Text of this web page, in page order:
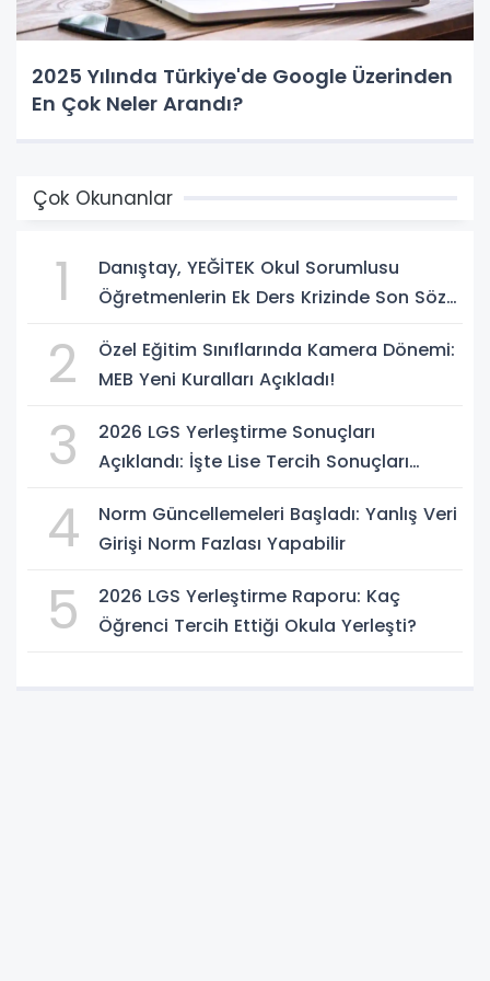
2025 Yılında Türkiye'de Google Üzerinden
En Çok Neler Arandı?
Çok Okunanlar
1
Danıştay, YEĞİTEK Okul Sorumlusu
Öğretmenlerin Ek Ders Krizinde Son Sözü
2
Özel Eğitim Sınıflarında Kamera Dönemi:
MEB Yeni Kuralları Açıkladı!
3
2026 LGS Yerleştirme Sonuçları
Açıklandı: İşte Lise Tercih Sonuçları
4
Norm Güncellemeleri Başladı: Yanlış Veri
Girişi Norm Fazlası Yapabilir
5
2026 LGS Yerleştirme Raporu: Kaç
Öğrenci Tercih Ettiği Okula Yerleşti?